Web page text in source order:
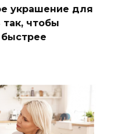
украшение для
чтобы